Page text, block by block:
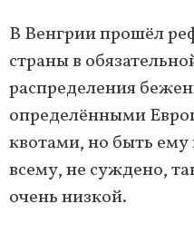
В Венгрии прошёл
страны в
распределения
определёнными
квотами, но быть
всему, не суждено,
очень низкой.